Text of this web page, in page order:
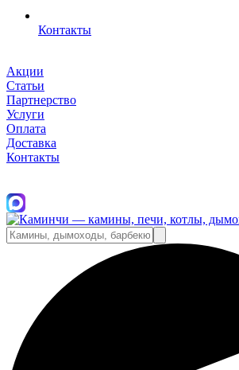
Контакты
Акции
Статьи
Партнерство
Услуги
Оплата
Доставка
Контакты